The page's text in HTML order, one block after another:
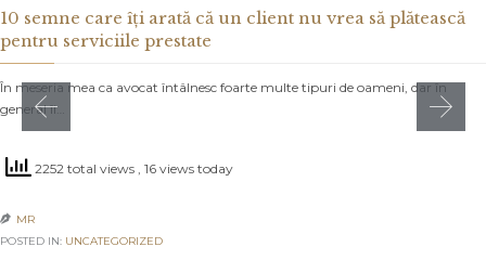
10 semne care îți arată că un client nu vrea să plătească
pentru serviciile prestate
În meseria mea ca avocat întâlnesc foarte multe tipuri de oameni, dar în
general îi…
2252 total views , 16 views today
 MR
POSTED IN: UNCATEGORIZED